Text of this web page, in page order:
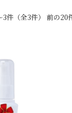
3件（全3件）